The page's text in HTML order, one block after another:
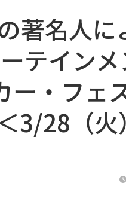
著名人に
テインメ
ー・フェ
3/28（火